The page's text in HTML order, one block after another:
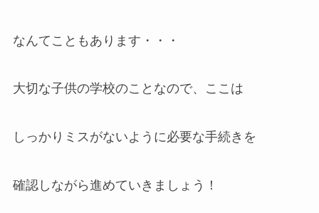
なんてこともあります・・・
大切な子供の学校のことなので、ここは
しっかりミスがないように必要な手続きを
確認しながら進めていきましょう！